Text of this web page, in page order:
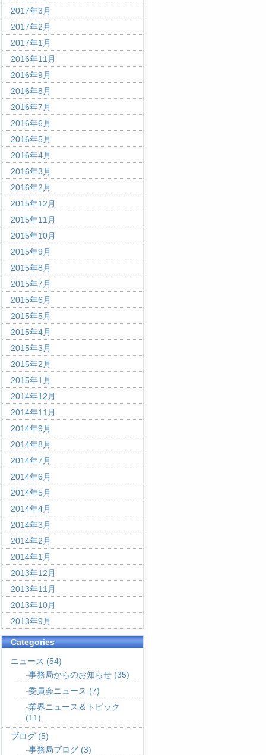
2017年3月
2017年2月
2017年1月
2016年11月
2016年9月
2016年8月
2016年7月
2016年6月
2016年5月
2016年4月
2016年3月
2016年2月
2015年12月
2015年11月
2015年10月
2015年9月
2015年8月
2015年7月
2015年6月
2015年5月
2015年4月
2015年3月
2015年2月
2015年1月
2014年12月
2014年11月
2014年9月
2014年8月
2014年7月
2014年6月
2014年5月
2014年4月
2014年3月
2014年2月
2014年1月
2013年12月
2013年11月
2013年10月
2013年9月
Categories
ニュース (54)
事務局からのお知らせ (35)
委員会ニュース (7)
業界ニュース＆トピック
(11)
ブログ (5)
事務局ブログ (3)